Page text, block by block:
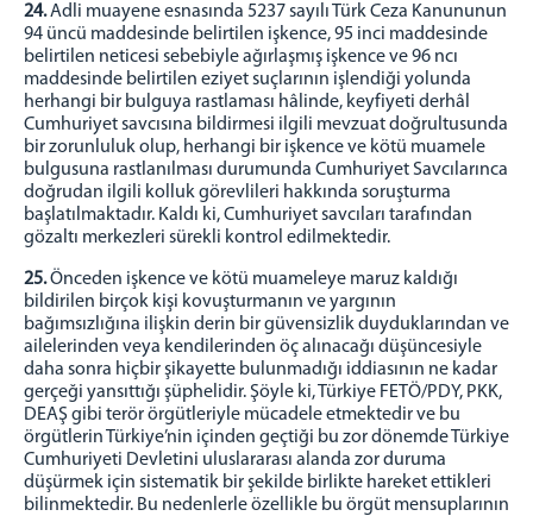
24.Adli muayene esnasında 5237 sayılı Türk Ceza Kanununun
94 üncü maddesinde belirtilen işkence, 95 inci maddesinde
belirtilen neticesi sebebiyle ağırlaşmış işkence ve 96 ncı
maddesinde belirtilen eziyet suçlarının işlendiği yolunda
herhangi bir bulguya rastlaması hâlinde, keyfiyeti derhâl
Cumhuriyet savcısına bildirmesi ilgili mevzuat doğrultusunda
bir zorunluluk olup, herhangi bir işkence ve kötü muamele
bulgusuna rastlanılması durumunda Cumhuriyet Savcılarınca
doğrudan ilgili kolluk görevlileri hakkında soruşturma
başlatılmaktadır. Kaldı ki, Cumhuriyet savcıları tarafından
gözaltı merkezleri sürekli kontrol edilmektedir.
25.Önceden işkence ve kötü muameleye maruz kaldığı
bildirilen birçok kişi kovuşturmanın ve yargının
bağımsızlığına ilişkin derin bir güvensizlik duyduklarından ve
ailelerinden veya kendilerinden öç alınacağı düşüncesiyle
daha sonra hiçbir şikayette bulunmadığı iddiasının ne kadar
gerçeği yansıttığı şüphelidir. Şöyle ki, Türkiye FETÖ/PDY, PKK,
DEAŞ gibi terör örgütleriyle mücadele etmektedir ve bu
örgütlerin Türkiye’nin içinden geçtiği bu zor dönemde Türkiye
Cumhuriyeti Devletini uluslararası alanda zor duruma
düşürmek için sistematik bir şekilde birlikte hareket ettikleri
bilinmektedir. Bu nedenlerle özellikle bu örgüt mensuplarının